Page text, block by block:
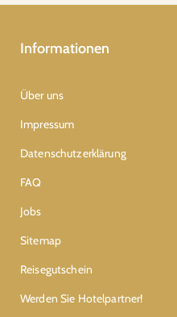
Informationen
Über uns
Impressum
Datenschutzerklärung
FAQ
Jobs
Sitemap
Reisegutschein
Werden Sie Hotelpartner!